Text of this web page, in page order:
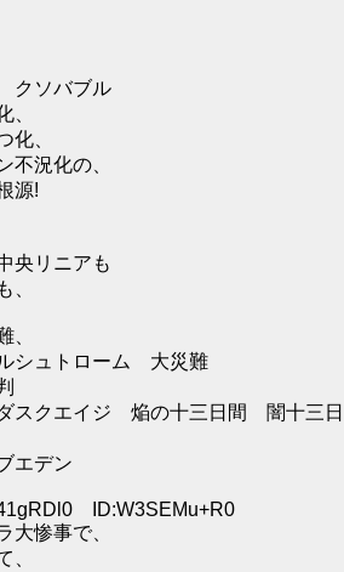
クソバブル
、
、
不況化の、
源!
央リニアも
、
、
シュトローム 大災難
スクエイジ 焔の十三日間 闇十三日
エデン
ID:W3SEMu+R0
惨事で、
、